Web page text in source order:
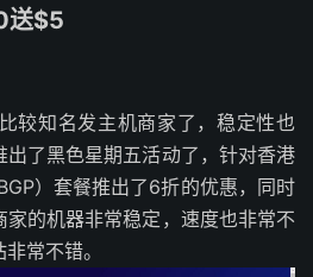
送$5
较知名发主机商家了，稳定性也
出了黑色星期五活动了，针对香港
）套餐推出了6折的优惠，同时
的机器非常稳定，速度也非常不
常不错。